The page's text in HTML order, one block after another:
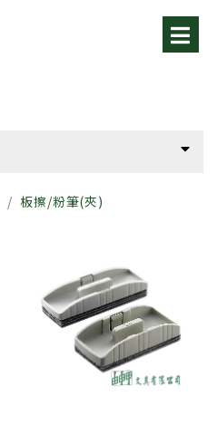
板擦/粉筆(夾)